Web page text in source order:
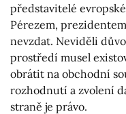
představitelé
Pérezem,
nevzdat. Neviděli
prostředí musel
obrátit na obchodní
rozhodnutí a zvolení
straně je právo.